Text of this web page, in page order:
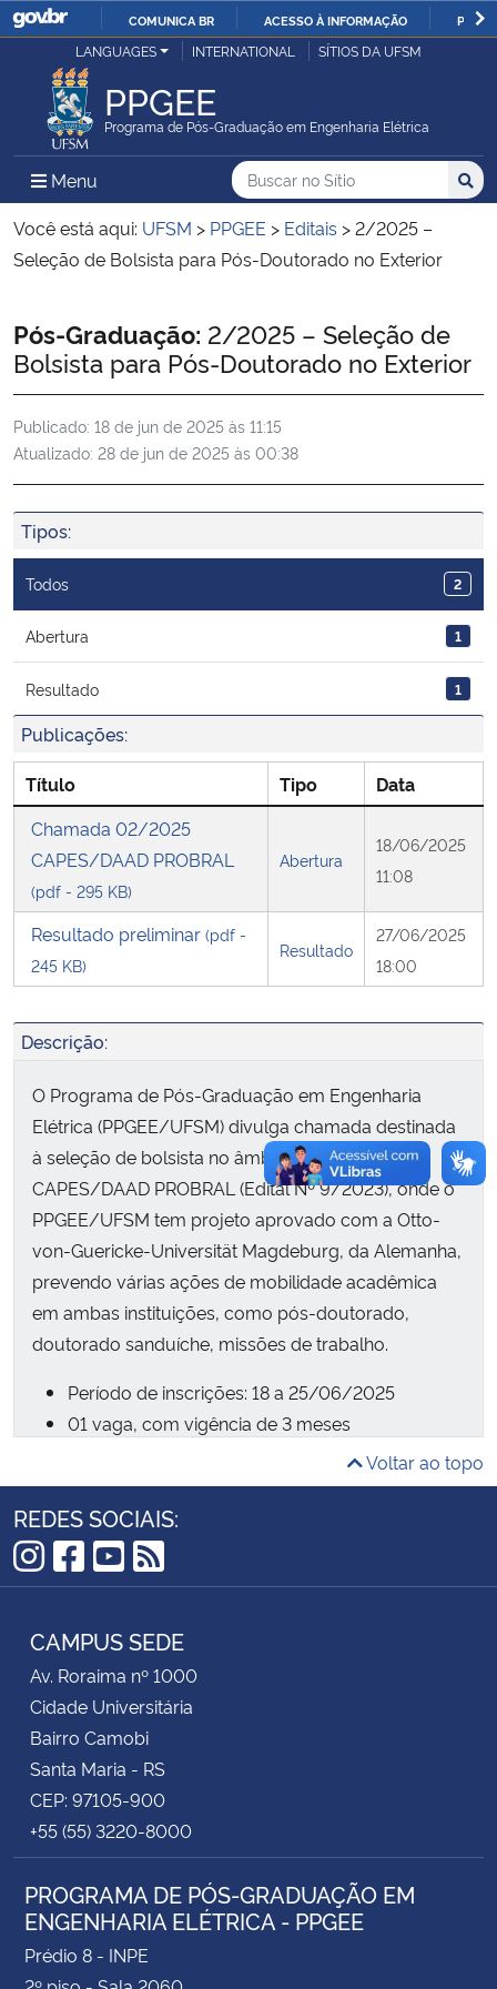
IR
COMUNICA BR ACESSO À INFORMAÇÃO
Ministério da Justiça e Segurança Pública
Ministério da Defesa
Ministério das Relações Exteriores
Ministério da Infraestrutura
Ministério da Agricultura, Pecuária e Abastecimento
Ministério da Educação
Ministério da Cidadania
Ministério da Saúde
Ministério de Minas e Energia
Ministério da Ciência, Tecnologia, Inovações e Comunicações
Ministério do Meio Ambiente
Ministério do Turismo
Ministério do Desenvolvimento Regional
Controladoria-Geral da União
Ministério da Mulher, da Família e dos Direitos Humanos
Secretaria-Geral
Secretaria de Governo
Gabinete de Segurança Institucional
Advocacia-Geral da União
Banco Central do Brasil
Planalto
LANGUAGES INTERNATIONAL SÍTIOS DA UFSM
PPGEE
Programa de Pós-Graduação em Engenharia Elétrica
Menu Menu Principal do Sítio
Busca
Buscar no no Sítio
Busca:
Você está aqui: UFSM > PPGEE > Editais >2/2025 –
Seleção de Bolsista para Pós-Doutorado no Exterior
Início do conteúdo
Pós-Graduação: 2/2025 – Seleção de
Bolsista para Pós-Doutorado no Exterior
Publicado: 18 de jun de 2025 às 11:15
Atualizado: 28 de jun de 2025 às 00:38
Tipos:
Todos 2
Abertura 1
Resultado 1
Publicações:
Título Tipo
Data
Chamada 02/2025
CAPES/DAAD PROBRAL
(pdf - 295 KB)
Abertura
18/06/2025
11:08
Resultado preliminar (pdf -
245 KB)
Resultado
27/06/2025
18:00
Descrição:
O Programa de Pós-Graduação em Engenharia
Elétrica (PPGEE/UFSM) divulga chamada destinada
à seleção de bolsista no âmbito do Programa
CAPES/DAAD PROBRAL (Edital Nº 9/2023), onde o
PPGEE/UFSM tem projeto aprovado com a Otto-
von-Guericke-Universität Magdeburg, da Alemanha,
prevendo várias ações de mobilidade acadêmica
em ambas instituições, como pós-doutorado,
doutorado sanduíche, missões de trabalho.
Período de inscrições: 18 a 25/06/2025
01 vaga, com vigência de 3 meses
Tema: Simulação em Tempo Real, Hardware-in-
the-Loop, Co-simulação
Público-alvo: Portadores de diploma de
Doutorado ou PhD, certificado, ou declaração
do órgão máximo responsável pela Pós-
que atende a outros requisitos do edital
Resultado preliminar: até 27/06/2025
Resultado final: até 01/07/2025
O período de início da bolsa deverá ser a partir de 1°
de outubro até 15 de novembro de 2025.
Voltar ao topo
REDES SOCIAIS:
Instagram
Facebook
YouTube
RSS
CAMPUS SEDE
Av. Roraima nº 1000
Cidade Universitária
Bairro Camobi
Santa Maria - RS
CEP: 97105-900
+55 (55) 3220-8000
PROGRAMA DE PÓS-GRADUAÇÃO EM
ENGENHARIA ELÉTRICA - PPGEE
Prédio 8 - INPE